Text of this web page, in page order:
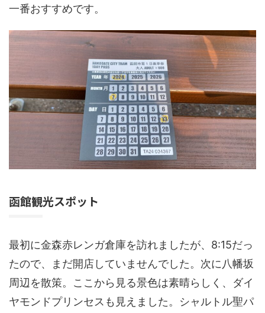
一番おすすめです。
函館観光スポット
最初に金森赤レンガ倉庫を訪れましたが、8:15だっ
たので、まだ開店していませんでした。次に八幡坂
周辺を散策。ここから見る景色は素晴らしく、ダイ
ヤモンドプリンセスも見えました。シャルトル聖パ